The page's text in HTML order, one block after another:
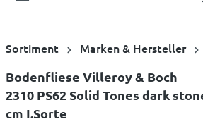
Sortiment Marken & Hersteller
Bodenfliese Villeroy & Boch
2310 PS62 Solid Tones dark
cm I.Sorte